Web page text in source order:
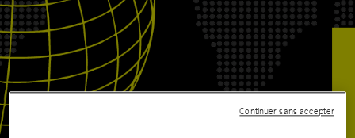
Continuer sans accepter